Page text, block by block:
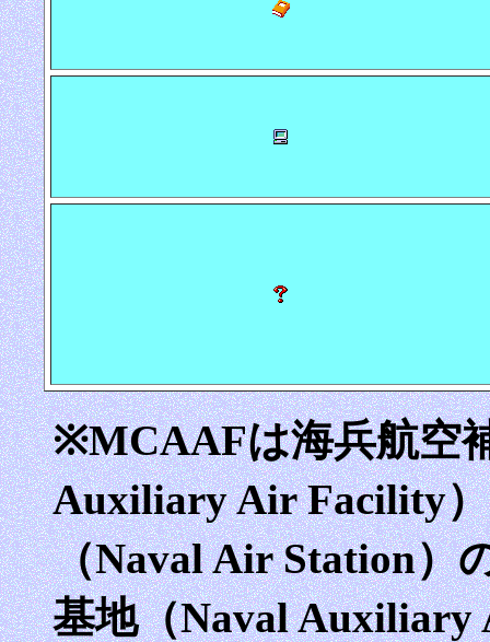
※MCAAFは海兵航空
Auxiliary Air Facility
（Naval Air Station）
基地（Naval Auxiliary